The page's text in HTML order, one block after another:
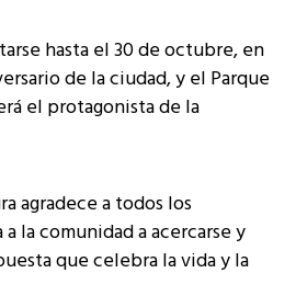
hasta el 30 de octubre, en
de la ciudad, y el Parque
el protagonista de la
agradece a todos los
la comunidad a acercarse y
que celebra la vida y la